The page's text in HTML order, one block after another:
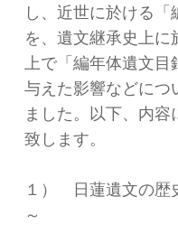
し、近世に於ける
を、遺文継承史上
上で「編年体遺文目
与えた影響などにつ
ました。以下、内
致します。
１） 日蓮遺文の歴
～